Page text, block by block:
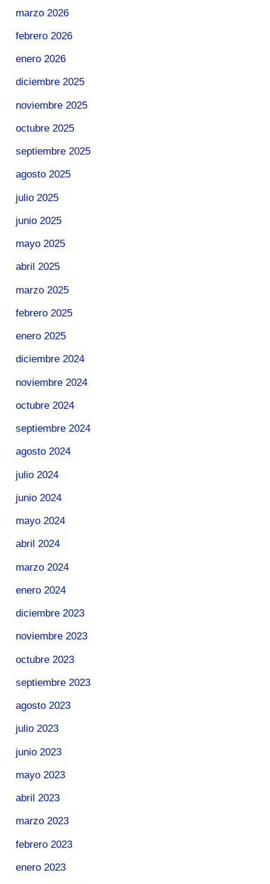
marzo 2026
febrero 2026
enero 2026
diciembre 2025
noviembre 2025
octubre 2025
septiembre 2025
agosto 2025
julio 2025
junio 2025
mayo 2025
abril 2025
marzo 2025
febrero 2025
enero 2025
diciembre 2024
noviembre 2024
octubre 2024
septiembre 2024
agosto 2024
julio 2024
junio 2024
mayo 2024
abril 2024
marzo 2024
enero 2024
diciembre 2023
noviembre 2023
octubre 2023
septiembre 2023
agosto 2023
julio 2023
junio 2023
mayo 2023
abril 2023
marzo 2023
febrero 2023
enero 2023